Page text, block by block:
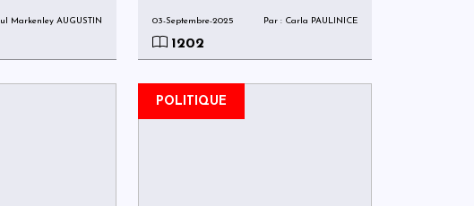
8 août
(PNH).
Markenley AUGUSTIN
qui vivent ses effets au
quotidien, en améliorant la
la participation citoyenne. Elle
offre une perspective où
03-Septembre-2025 Par : Carla PAULINICE
1202
POLITIQUE